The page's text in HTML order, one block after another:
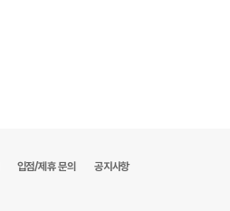
입점/제휴 문의 공지사항